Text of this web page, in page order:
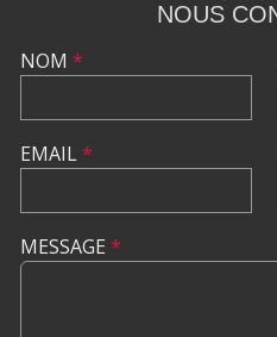
NOUS
NOM *
EMAIL*
MESSAGE *